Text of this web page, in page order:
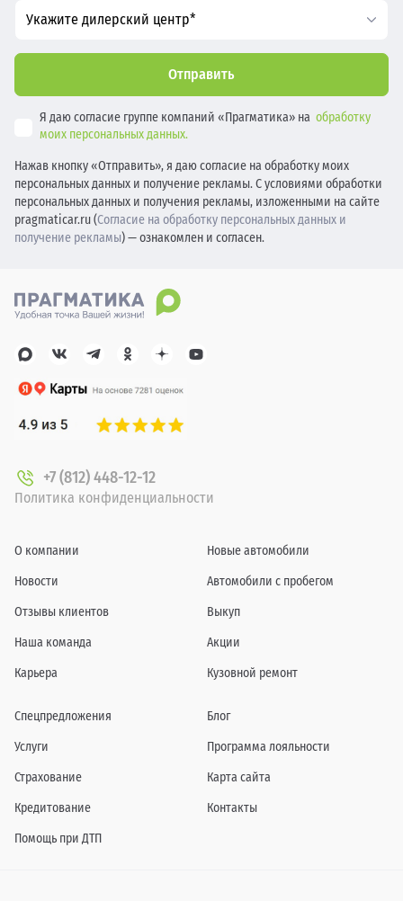
Укажите дилерский центр*
Отправить
Я даю согласие группе компаний «Прагматика» на обработку
моих персональных данных.
Нажав кнопку «Отправить», я даю согласие на обработку моих
персональных данных и получение рекламы. С условиями обработки
персональных данных и получения рекламы, изложенными на сайте
pragmaticar.ru (Согласие на обработку персональных данных и
получение рекламы) — ознакомлен и согласен.
+7 (812) 448-12-12
Политика конфиденциальности
О компании
Новости
Отзывы клиентов
Наша команда
Карьера
Новые автомобили
Автомобили с пробегом
Выкуп
Акции
Кузовной ремонт
Спецпредложения
Услуги
Страхование
Кредитование
Помощь при ДТП
Блог
Программа лояльности
Карта сайта
Контакты